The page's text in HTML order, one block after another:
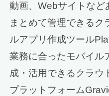
動画、Webサイトなど
まとめて管理できるク
ルアプリ作成ツール
業務に合ったモバイル
成・活用できるクラウ
プラットフォーム